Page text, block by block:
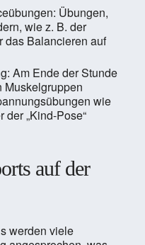
Übungen,
wie z. B. der
das Balancieren auf
Am Ende der Stunde
Muskelgruppen
wie
der „Kind-Pose“
auf der
werden viele